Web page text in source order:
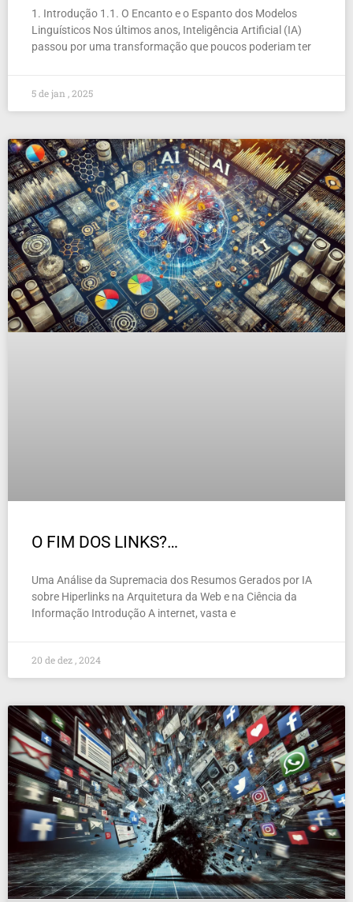
1. Introdução 1.1. O Encanto e o Espanto dos Modelos
Linguísticos Nos últimos anos, Inteligência Artificial (IA)
passou por uma transformação que poucos poderiam ter
5 de jan , 2025
O FIM DOS LINKS?…
Uma Análise da Supremacia dos Resumos Gerados por IA
sobre Hiperlinks na Arquitetura da Web e na Ciência da
Informação Introdução A internet, vasta e
20 de dez , 2024